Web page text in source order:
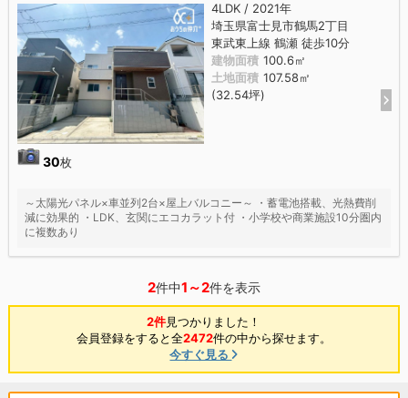
30枚
4LDK / 2021年
埼玉県富士見市鶴馬2丁目
東武東上線 鶴瀬 徒歩10分
建物面積 100.6㎡
土地面積 107.58㎡
(32.54坪)
～太陽光パネル×車並列2台×屋上バルコニー～ ・蓄電池搭載、光熱費削
減に効果的 ・LDK、玄関にエコカラット付 ・小学校や商業施設10分圏内
に複数あり
2件中1～2件を表示
2件見つかりました！
会員登録をすると全2472件の中から探せます。
今すぐ見る